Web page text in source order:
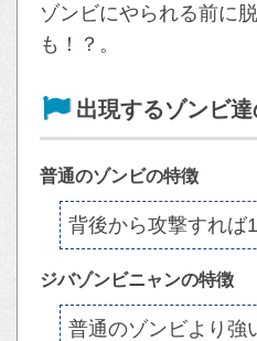
ゾンビにやられる前に
も！？。
出現するゾンビ
普通のゾンビの特徴
背後から攻撃すれば
ジバゾンビニャンの特徴
普通のゾンビより強